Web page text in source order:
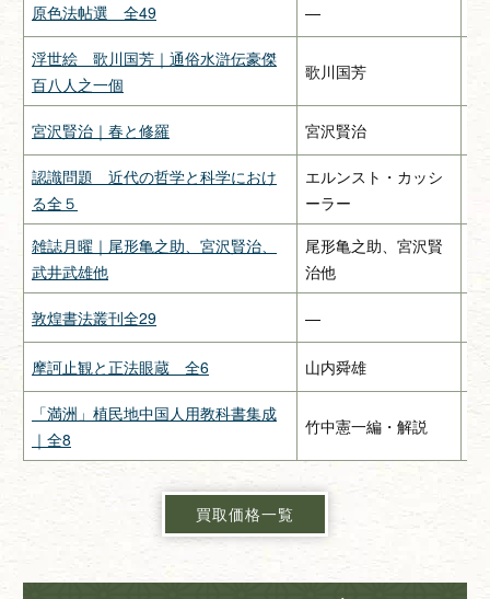
原色法帖選 全49 —
浮世絵 歌川国芳｜通俗水滸伝豪傑
百八人之一個
歌川国芳
宮沢賢治｜春と修羅 宮沢賢治
認識問題 近代の哲学と科学におけ
る全５
エルンスト・カッシ
ーラー
雑誌月曜｜尾形亀之助、宮沢賢治、
武井武雄他
尾形亀之助、宮沢賢
治他
敦煌書法叢刊全29 —
摩訶止観と正法眼蔵 全6 山内舜雄
「満洲」植民地中国人用教科書集成
｜全8
竹中憲一編・解説
買取価格一覧